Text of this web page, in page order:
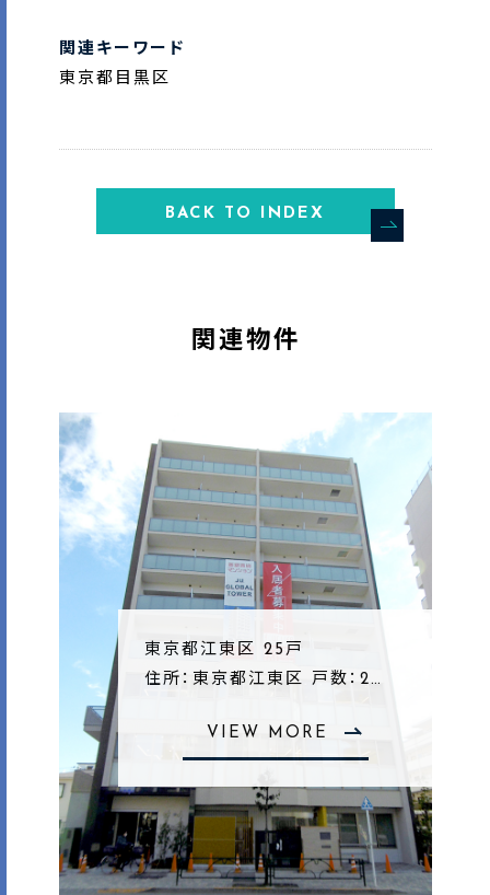
関連キーワード
東京都目黒区
BACK TO INDEX
関連物件
東京都江東区 25戸
住所：東京都江東区 戸数：2…
VIEW MORE